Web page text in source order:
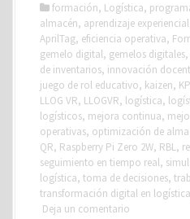
formación, Logística,
almacén, aprendizaje experiencial
AprilTag, eficiencia operativa,
gemelo digital, gemelos digitales,
de inventarios, innovación
juego de rol educativo, kaizen,
LLOG VR, LLOGVR, logística,
logísticos, mejora continua,
operativas, optimización de
QR, Raspberry Pi Zero 2W, RBL,
seguimiento en tiempo real,
logística, toma de decisiones,
transformación digital en logística
Deja un comentario